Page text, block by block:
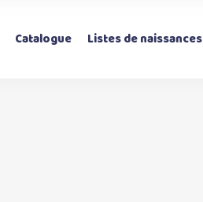
Catalogue Listes de naissances